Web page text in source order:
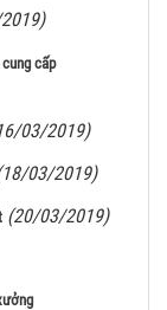
cấp
03/2019)
03/2019)
(20/03/2019)